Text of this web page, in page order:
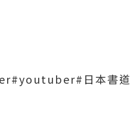
日本書道